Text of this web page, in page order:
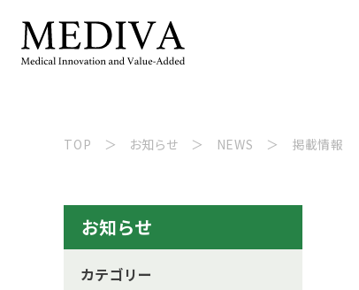
TOP お知らせ NEWS 掲載情報
お知らせ
カテゴリー